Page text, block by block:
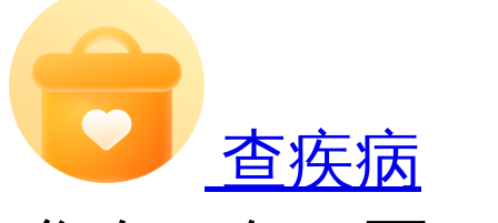
查疾病